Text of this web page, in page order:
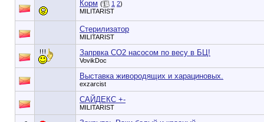
Корм ( 1 2)
MILITARIST
Стерилизатор
MILITARIST
Запрвка СО2 насосом по весу в БЦ!
VovikDoc
Выставка живородящих и харациновых.
exzarcist
САЙДЕКС +-
MILITARIST